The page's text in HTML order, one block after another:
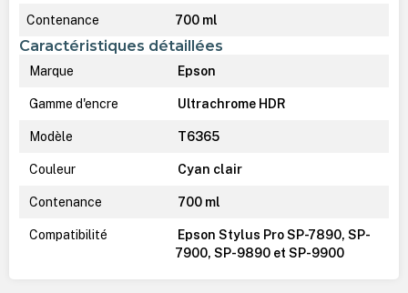
Contenance 700 ml
Caractéristiques détaillées
Marque Epson
Gamme d'encre Ultrachrome HDR
Modèle T6365
Couleur Cyan clair
Contenance 700 ml
Compatibilité
Epson Stylus Pro SP-7890, SP-
7900, SP-9890 et SP-9900